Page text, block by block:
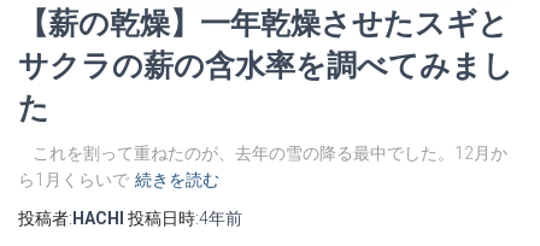
【薪の乾燥】一年乾燥させたスギと
サクラの薪の含水率を調べてみまし
た
これを割って重ねたのが、去年の雪の降る最中でした。12月か
ら1月くらいで 続きを読む
投稿者: HACHI 投稿日時:4年前